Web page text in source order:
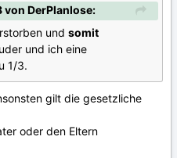
von DerPlanlose:
und somit
und ich eine
1/3.
gilt die gesetzliche
oder den Eltern